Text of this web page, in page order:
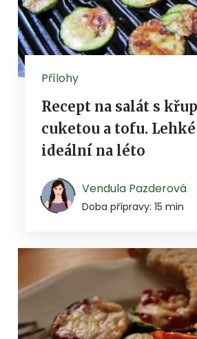
Přílohy
Recept na salát s
cuketou a tofu.
ideální na léto
Vendula Pazderová
Doba přípravy: 15 min